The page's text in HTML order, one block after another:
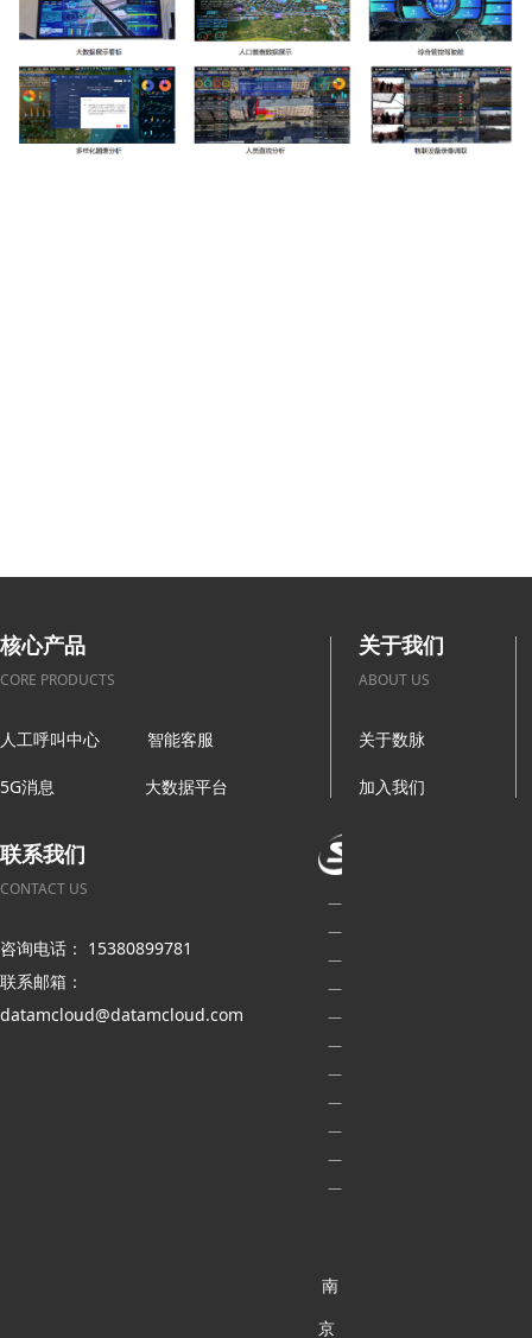
核心产品
CORE PRODUCTS
人工呼叫中心 智能客服
5G消息 大数据平台
关于我们
ABOUT US
关于数脉
加入我们
联系我们
CONTACT US
咨询电话： 15380899781
联系邮箱：
datamcloud@datamcloud.com
—
—
—
—
—
—
—
—
—
—
—
南
京